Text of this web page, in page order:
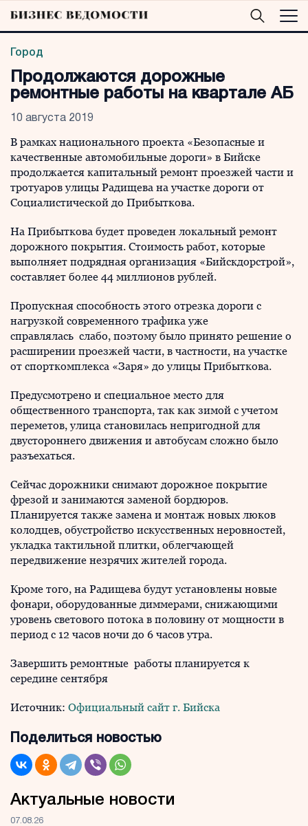
Город
Продолжаются дорожные
ремонтные работы на квартале АБ
10 августа 2019
В рамках национального проекта «Безопасные и
качественные автомобильные дороги» в Бийске
продолжается капитальный ремонт проезжей части и
тротуаров улицы Радищева на участке дороги от
Социалистической до Прибыткова.
На Прибыткова будет проведен локальный ремонт
дорожного покрытия. Стоимость работ, которые
выполняет подрядная организация «Бийскдорстрой»,
составляет более 44 миллионов рублей.
Пропускная способность этого отрезка дороги с
нагрузкой современного трафика уже
справлялась слабо, поэтому было принято решение о
расширении проезжей части, в частности, на участке
от спорткомплекса «Заря» до улицы Прибыткова.
Предусмотрено и специальное место для
общественного транспорта, так как зимой с учетом
переметов, улица становилась непригодной для
двустороннего движения и автобусам сложно было
разъехаться.
Сейчас дорожники снимают дорожное покрытие
фрезой и занимаются заменой бордюров.
Планируется также замена и монтаж новых люков
колодцев, обустройство искусственных неровностей,
укладка тактильной плитки, облегчающей
передвижение незрячих жителей города.
Кроме того, на Радищева будут установлены новые
фонари, оборудованные диммерами, снижающими
уровень светового потока в половину от мощности в
период с 12 часов ночи до 6 часов утра.
Завершить ремонтные работы планируется к
середине сентября
Источник: Официальный сайт г. Бийска
Поделиться новостью
Актуальные новости
07.08.26